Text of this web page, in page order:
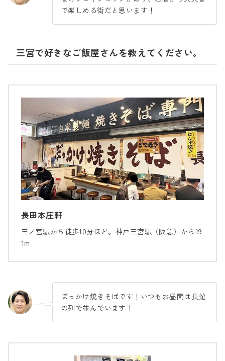
で楽しめる街だと思います！
三宮で好きなご飯屋さんを教えてください。
長田本庄軒
三ノ宮駅から徒歩10分ほど。神戸三宮駅（阪急）から19
1m
ぼっかけ焼きそばです！いつもお昼間は長蛇
の列で並んでいます！